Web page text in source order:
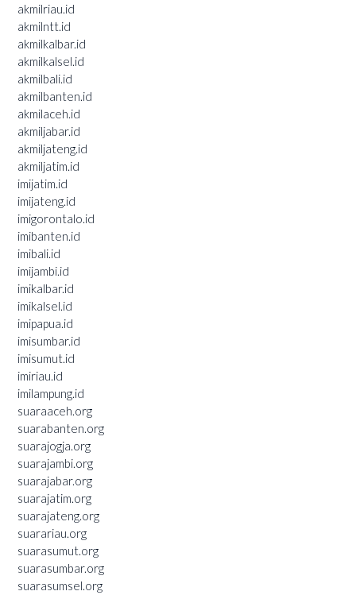
akmilriau.id
akmilntt.id
akmilkalbar.id
akmilkalsel.id
akmilbali.id
akmilbanten.id
akmilaceh.id
akmiljabar.id
akmiljateng.id
akmiljatim.id
imijatim.id
imijateng.id
imigorontalo.id
imibanten.id
imibali.id
imijambi.id
imikalbar.id
imikalsel.id
imipapua.id
imisumbar.id
imisumut.id
imiriau.id
imilampung.id
suaraaceh.org
suarabanten.org
suarajogja.org
suarajambi.org
suarajabar.org
suarajatim.org
suarajateng.org
suarariau.org
suarasumut.org
suarasumbar.org
suarasumsel.org